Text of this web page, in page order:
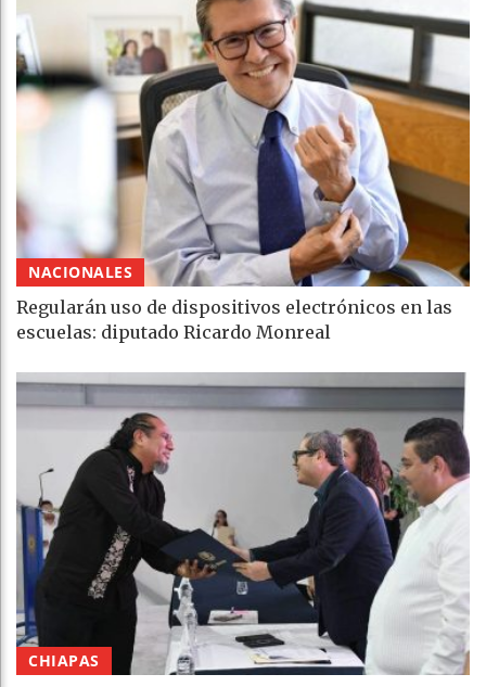
NACIONALES
Regularán uso de dispositivos electrónicos en las
escuelas: diputado Ricardo Monreal
CHIAPAS